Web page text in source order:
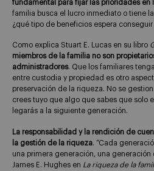
fundamental para fijar las prioridades en
familia busca el lucro inmediato o tiene
¿qué tipo de beneficios espera
Como explica Stuart E. Lucas en su libro
miembros de la familia no son
administradores. Que los familiares
entre custodia y propiedad es otro
preservación de la riqueza. No se
crees tuyo que algo que sabes que solo
legarás a la siguiente generación.
La responsabilidad y la rendición de
la gestión de la riqueza. “Cada
una primera generación, una
James E. Hughes en La riqueza de la